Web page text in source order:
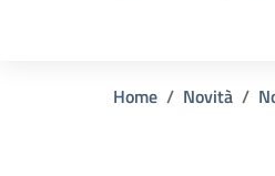
Home Novità